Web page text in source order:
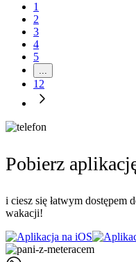
1
2
3
4
5
...
12
Pobierz
i ciesz się łatwym dostępem
wakacji!